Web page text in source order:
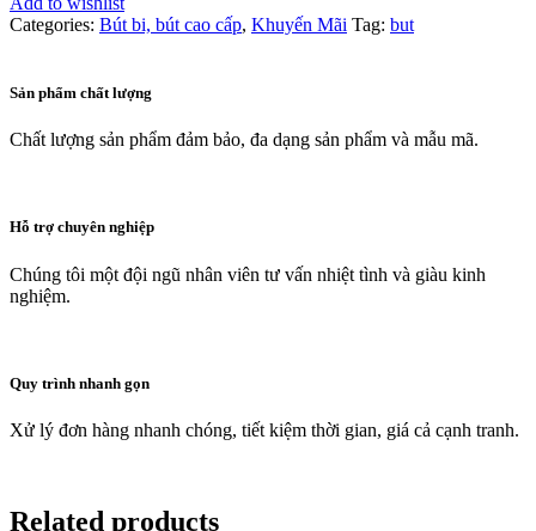
Categories: Bút bi, bút cao cấp, Khuyến Mãi Tag: but
Sản phẩm chất lượng
Chất lượng sản phẩm đảm bảo, đa dạng sản phẩm và mẫu mã.
Hỗ trợ chuyên nghiệp
Chúng tôi một đội ngũ nhân viên tư vấn nhiệt tình và giàu kinh
nghiệm.
Quy trình nhanh gọn
Xử lý đơn hàng nhanh chóng, tiết kiệm thời gian, giá cả cạnh tranh.
Related products